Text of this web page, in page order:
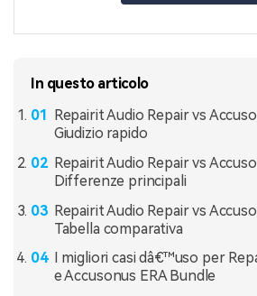
In questo articolo
Repairit Audio Repair vs
Giudizio rapido
Repairit Audio Repair vs
Differenze principali
Repairit Audio Repair vs
Tabella comparativa
I migliori casi dâ€™uso per
e Accusonus ERA Bundle